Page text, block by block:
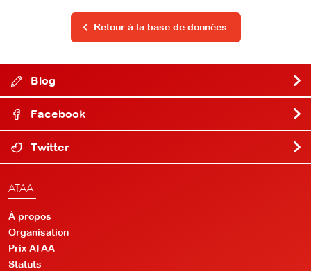
Retour à la base de données
Blog
Facebook
Twitter
ATAA
À propos
Organisation
Prix ATAA
Statuts